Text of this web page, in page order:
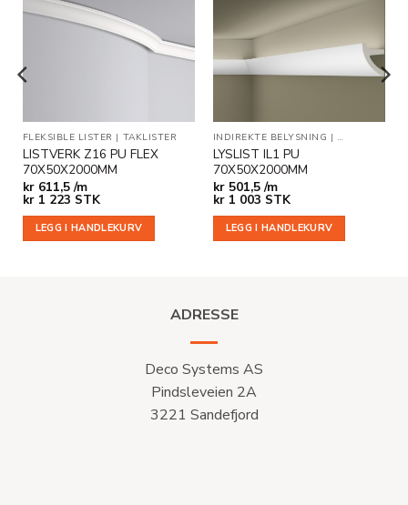
ønskeliste
FLEKSIBLE LISTER | TAKLISTER
LISTVERK Z16 PU FLEX
70X50X2000MM
kr611,5 /m
kr1 223 STK
LEGG I HANDLEKURV
INDIREKTE BELYSNING | TAKLISTER
LYSLIST IL1 PU
70X50X2000MM
kr501,5 /m
kr1 003 STK
LEGG I HANDLEKURV
ADRESSE
Deco Systems AS
Pindsleveien 2A
3221 Sandefjord